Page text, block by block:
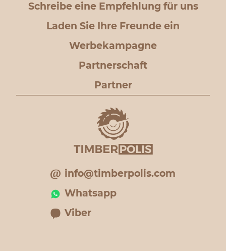
Schreibe eine Empfehlung für uns
Laden Sie Ihre Freunde ein
Werbekampagne
Partnerschaft
Partner
info@timberpolis.com
Whatsapp
Viber